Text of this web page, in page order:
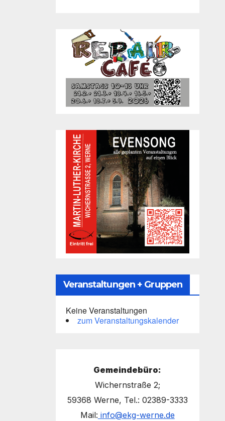
Veranstaltungen + Gruppen
Keine Veranstaltungen
zum Veranstaltungskalender
Gemeindebüro:
Wichernstraße 2;
59368 Werne, Tel.: 02389-3333
Mail: info@ekg-werne.de